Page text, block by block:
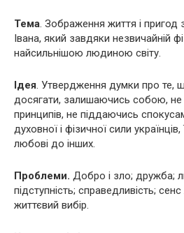
Тема. Зображення життя і пригод
Івана, який завдяки незвичайній
найсильнішою людиною світу.
Ідея. Утвердження думки про те,
досягати, залишаючись собою, не
принципів, не піддаючись
духовної і фізичної сили
любові до інших.
Проблеми. Добро і зло; дружба;
підступність; справедливість;
життєвий вибір.